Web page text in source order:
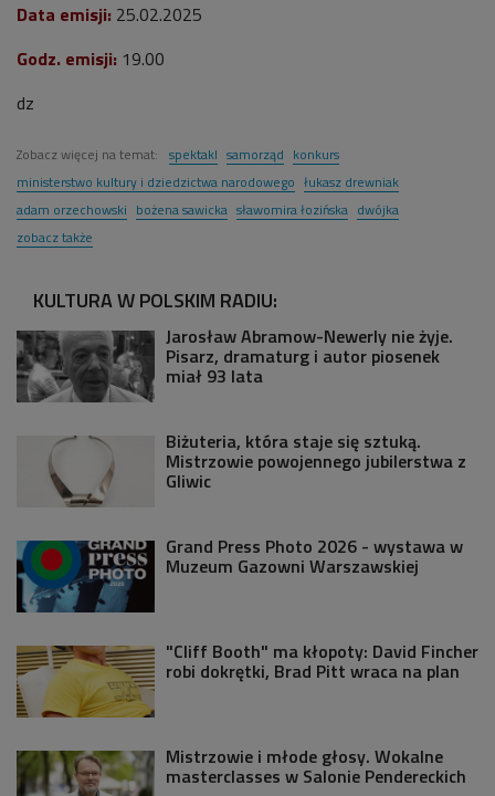
Data emisji: 25.02.2025
Godz. emisji: 19.00
dz
Zobacz więcej na temat: spektakl samorząd konkurs
ministerstwo kultury i dziedzictwa narodowego łukasz drewniak
adam orzechowski bożena sawicka sławomira łozińska dwójka
zobacz także
KULTURA W POLSKIM RADIU:
Jarosław Abramow-Newerly nie żyje.
Pisarz, dramaturg i autor piosenek
miał 93 lata
Biżuteria, która staje się sztuką.
Mistrzowie powojennego jubilerstwa z
Gliwic
Grand Press Photo 2026 - wystawa w
Muzeum Gazowni Warszawskiej
"Cliff Booth" ma kłopoty: David Fincher
robi dokrętki, Brad Pitt wraca na plan
Mistrzowie i młode głosy. Wokalne
masterclasses w Salonie Pendereckich